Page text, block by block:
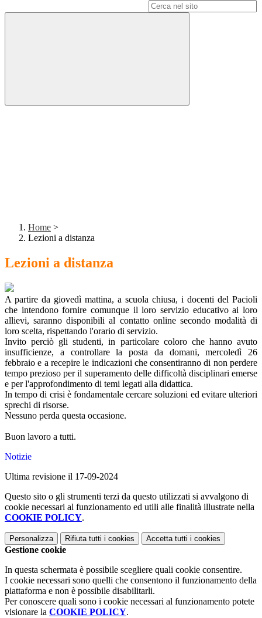
Home >
Lezioni a distanza
Lezioni a distanza
A partire da giovedì mattina, a scuola chiusa, i docenti del Pacioli
che intendono fornire comunque il loro servizio educativo ai loro
allievi, saranno disponibili al contatto online secondo modalità di
loro scelta, rispettando l'orario di servizio.
Invito perciò gli studenti, in particolare coloro che hanno avuto
insufficienze, a controllare la posta da domani, mercoledì 26
febbraio e a recepire le indicazioni che consentiranno di non perdere
tempo prezioso per il superamento delle difficoltà disciplinari emerse
e per l'approfondimento di temi legati alla didattica.
In tempo di crisi è fondamentale cercare soluzioni ed evitare ulteriori
sprechi di risorse.
Nessuno perda questa occasione.
Buon lavoro a tutti.
Notizie
Ultima revisione il 17-09-2024
Questo sito o gli strumenti terzi da questo utilizzati si avvalgono di
cookie necessari al funzionamento ed utili alle finalità illustrate nella
COOKIE POLICY.
Personalizza Rifiuta tutti i cookies Accetta tutti i cookies
Gestione cookie
In questa schermata è possibile scegliere quali cookie consentire.
I cookie necessari sono quelli che consentono il funzionamento della
piattaforma e non è possibile disabilitarli.
Per conoscere quali sono i cookie necessari al funzionamento potete
visionare la COOKIE POLICY.